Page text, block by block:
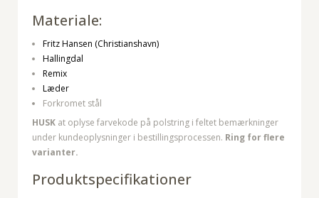
Materiale:
Fritz Hansen (Christianshavn)
Hallingdal
Remix
Læder
Forkromet stål
HUSK at oplyse farvekode på polstring i feltet bemærkninger
under kundeoplysninger i bestillingsprocessen. Ring for flere
varianter.
Produktspecifikationer